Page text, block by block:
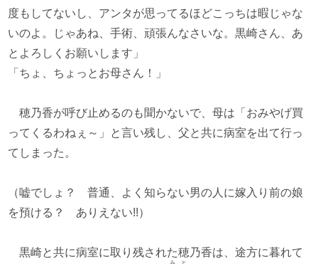
度もしてないし、アンタが思ってるほどこっちは暇じゃな
いのよ。じゃあね、手術、頑張んなさいな。黒崎さん、あ
とよろしくお願いします」
「ちょ、ちょっとお母さん！」
穂乃香が呼び止めるのも聞かないで、母は「おみやげ買
ってくるわねぇ～」と言い残し、父と共に病室を出て行っ
てしまった。
（嘘でしょ？ 普通、よく知らない男の人に嫁入り前の娘
を預ける？ ありえない!!）
黒崎と共に病室に取り残された穂乃香は、途方に暮れて